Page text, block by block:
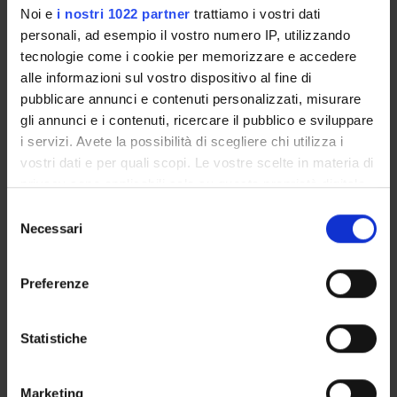
Noi e i nostri 1022 partner trattiamo i vostri dati
personali, ad esempio il vostro numero IP, utilizzando
tecnologie come i cookie per memorizzare e accedere
alle informazioni sul vostro dispositivo al fine di
pubblicare annunci e contenuti personalizzati, misurare
gli annunci e i contenuti, ricercare il pubblico e sviluppare
i servizi. Avete la possibilità di scegliere chi utilizza i
vostri dati e per quali scopi. Le vostre scelte in materia di
privacy sono applicabili solo su questa proprietà digitale
modificare o revocare il proprio consenso in qualsiasi
momento dalla Dichiarazione sui cookie o facendo clic
raccogliere informazioni sulla tua posizione
geografica, con un'approssimazione di qualche
delNecessari
Preferenze
Statistiche
Marketing
Dipartimento di riferimento
Lingue e Letterature Straniere
Macro area
Scienze Umanistiche
Area disciplinare
Lingue e Letterature Straniere
Presentazione
Insegnamenti
Piani didattici